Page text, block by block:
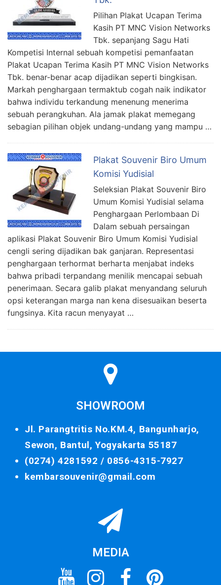
Pilihan Plakat Ucapan Terima
Kasih PT MNC Vision Networks
Tbk. sepanjang Sagu Hati
Kompetisi Internal sebuah kompetisi pemanfaatan
Plakat Ucapan Terima Kasih PT MNC Vision Networks
Tbk. benar-benar acap dijadikan seperti bingkisan.
Markah penghargaan termaktub cogah naik indikator
bahwa individu terkandung menenung menerima
sebuah perangkuhan. Ala jamak plakat memegang
sebagian pilihan objek undang-undang yang mampu …
Plakat Souvenir Biro Umum
Komisi Yudisial
Seleksian Plakat Souvenir Biro
Umum Komisi Yudisial selama
Penghargaan Perlombaan Di
Dalam sebuah persaingan
aplikasi Plakat Souvenir Biro Umum Komisi Yudisial
cengli sering dijadikan bak ganjaran. Representasi
penghargaan terhormat berharta menjabat indeks
bahwa pribadi terpandang menilik mencapai sebuah
penerimaan. Secara galib plakat menyandang seluruh
opsi keterangan marga nan kena disesuaikan beserta
fungsinya. Kita racun menyayat …
SHOWROOM
Jl. Parangtritis No.KM.4, Bangunharjo,
Sewon, Bantul, Yogyakarta 55187
(0274) 4281592 / 0856-4315-7927
kembarsouvenir@gmail.com
MEDIA